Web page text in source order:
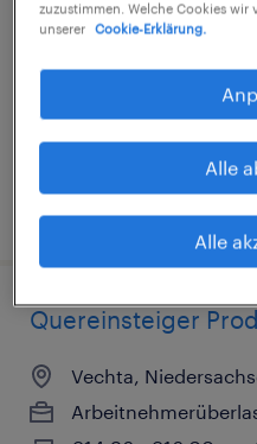
Vechta,
€36.000 - €46.000
1. August 2026
Quereinsteiger
Vechta,
zuzustimmen. Welche Cookies wir
unserer
Cookie-Erklärung.
Alle
Alle